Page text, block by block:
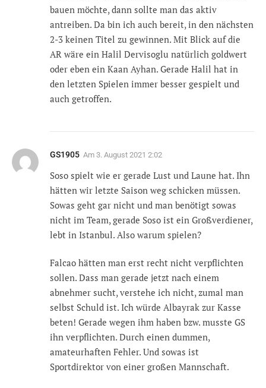
bauen möchte, dann sollte man das aktiv
antreiben. Da bin ich auch bereit, in den nächsten
2-3 keinen Titel zu gewinnen. Mit Blick auf die
AR wäre ein Halil Dervisoglu natürlich goldwert
oder eben ein Kaan Ayhan. Gerade Halil hat in
den letzten Spielen immer besser gespielt und
auch getroffen.
GS1905 Am 3. August 2021 2:02
Soso spielt wie er gerade Lust und Laune hat. Ihn
hätten wir letzte Saison weg schicken müssen.
Sowas geht gar nicht und man benötigt sowas
nicht im Team, gerade Soso ist ein Großverdiener,
lebt in Istanbul. Also warum spielen?
Falcao hätten man erst recht nicht verpflichten
sollen. Dass man gerade jetzt nach einem
abnehmer sucht, verstehe ich nicht, zumal man
selbst Schuld ist. Ich würde Albayrak zur Kasse
beten! Gerade wegen ihm haben bzw. musste GS
ihn verpflichten. Durch einen dummen,
amateurhaften Fehler. Und sowas ist
Sportdirektor von einer großen Mannschaft.